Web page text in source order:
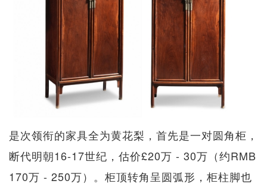
是次领衔的家具全为黄花梨，首先是一对圆角柜，
断代明朝16-17世纪，估价£20万 - 30万（约RMB
170万 - 250万）。柜顶转角呈圆弧形，柜柱脚也